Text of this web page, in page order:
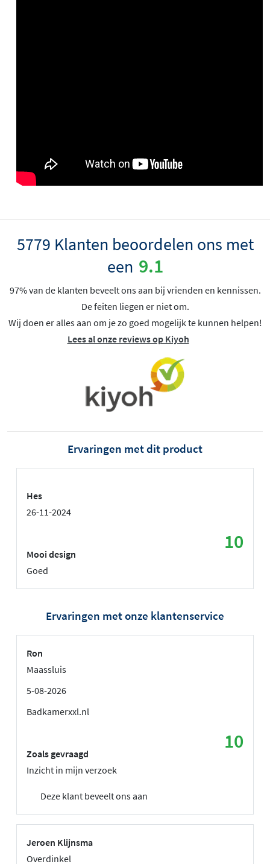
5779 Klanten beoordelen ons met
een 9.1
97% van de klanten beveelt ons aan bij vrienden en kennissen.
De feiten liegen er niet om.
Wij doen er alles aan om je zo goed mogelijk te kunnen helpen!
Lees al onze reviews op Kiyoh
Ervaringen met dit product
Hes
26-11-2024
10
Mooi design
Goed
Ervaringen met onze klantenservice
Ron
Maassluis
5-08-2026
Badkamerxxl.nl
10
Zoals gevraagd
Inzicht in mijn verzoek
Deze klant beveelt ons aan
Jeroen Klijnsma
Overdinkel